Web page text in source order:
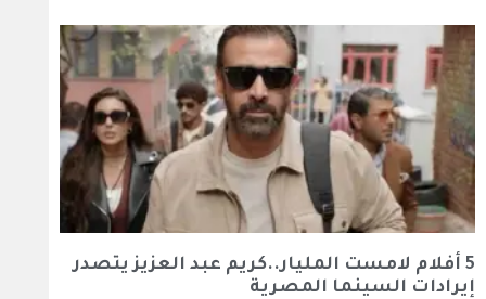
5 أفلام لامست المليار..كريم عبد العزيز يتصدر
إيرادات السينما المصرية